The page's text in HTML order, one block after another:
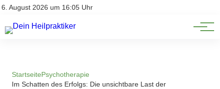
6. August 2026 um 16:05 Uhr
Impressum
Natürliche Medizin
Heilpflanzen & Kräuterkunde
StartseitePsychotherapie
Im Schatten des Erfolgs: Die unsichtbare Last der